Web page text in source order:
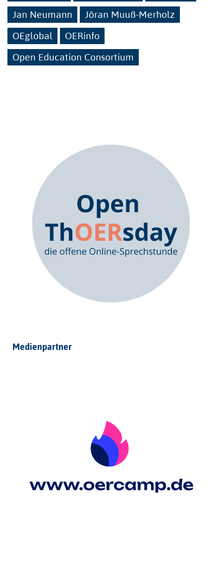
Jan Neumann
Jöran Muuß-Merholz
OEglobal
OERinfo
Open Education Consortium
Medienpartner